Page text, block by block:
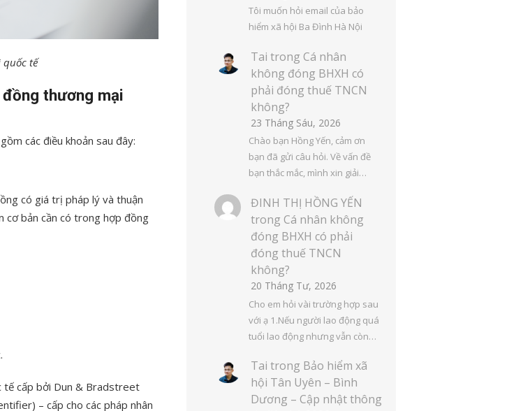
tế
thương mại
các điều khoản sau đây:
có giá trị pháp lý và thuận
cơ bản cần có trong hợp đồng
tế cấp bởi Dun & Bradstreet
– cấp cho các pháp nhân
Tôi muốn hỏi email của bảo
hiểm xã hội Ba Đình Hà Nội
Tai trong Cá nhân
không đóng BHXH có
phải đóng thuế TNCN
không?
23 Tháng Sáu, 2026
Chào bạn Hồng Yến, cảm ơn
bạn đã gửi câu hỏi. Về vấn đề
bạn thắc mắc, mình xin giải…
ĐINH THỊ HỒNG YẾN
trong Cá nhân không
đóng BHXH có phải
đóng thuế TNCN
không?
20 Tháng Tư, 2026
Cho em hỏi vài trường hợp sau
với ạ 1.Nếu người lao động quá
tuổi lao động nhưng vẫn còn…
Tai trong Bảo hiểm xã
hội Tân Uyên – Bình
Dương – Cập nhật thông